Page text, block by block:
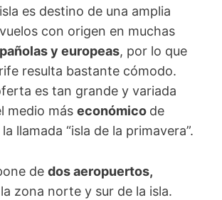
es destino de una amplia
con origen en muchas
y europeas, por lo que
resulta bastante cómodo.
es tan grande y variada
medio más económico de
llamada “isla de la primavera”.
de dos aeropuertos,
zona norte y sur de la isla.